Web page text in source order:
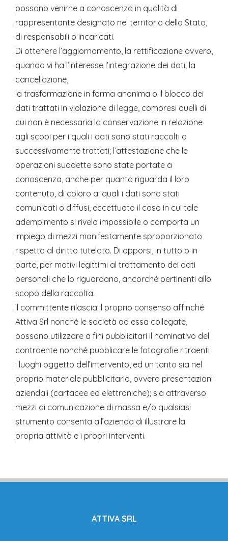
possono venirne a conoscenza in qualità di
rappresentante designato nel territorio dello Stato,
di responsabili o incaricati.
Di ottenere l’aggiornamento, la rettificazione ovvero,
quando vi ha l’interesse l’integrazione dei dati; la
cancellazione,
la trasformazione in forma anonima o il blocco dei
dati trattati in violazione di legge, compresi quelli di
cui non è necessaria la conservazione in relazione
agli scopi per i quali i dati sono stati raccolti o
successivamente trattati; l’attestazione che le
operazioni suddette sono state portate a
conoscenza, anche per quanto riguarda il loro
contenuto, di coloro ai quali i dati sono stati
comunicati o diffusi, eccettuato il caso in cui tale
adempimento si rivela impossibile o comporta un
impiego di mezzi manifestamente sproporzionato
rispetto al diritto tutelato. Di opporsi, in tutto o in
parte, per motivi legittimi al trattamento dei dati
personali che lo riguardano, ancorché pertinenti allo
scopo della raccolta.
Il committente rilascia il proprio consenso affinché
Attiva Srl nonché le società ad essa collegate,
possano utilizzare a fini pubblicitari il nominativo del
contraente nonché pubblicare le fotografie ritraenti
i luoghi oggetto dell’intervento, ed un tanto sia nel
proprio materiale pubblicitario, ovvero presentazioni
aziendali (cartacee ed elettroniche); sia attraverso
mezzi di comunicazione di massa e/o qualsiasi
strumento consenta all’azienda di illustrare la
propria attività e i propri interventi.
ATTIVA SRL